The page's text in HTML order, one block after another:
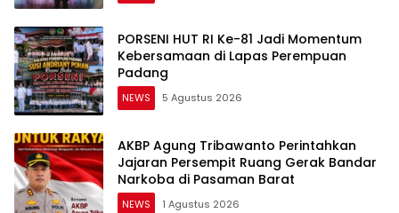
PORSENI HUT RI Ke-81 Jadi Momentum
Kebersamaan di Lapas Perempuan
Padang
NEWS 5 Agustus 2026
AKBP Agung Tribawanto Perintahkan
Jajaran Persempit Ruang Gerak Bandar
Narkoba di Pasaman Barat
NEWS 1 Agustus 2026